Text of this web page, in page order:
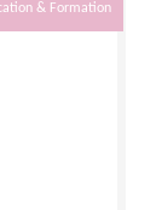
& Formation